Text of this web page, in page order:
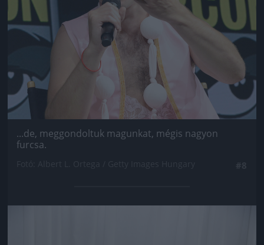
...de, meggondoltuk magunkat, mégis nagyon
furcsa.